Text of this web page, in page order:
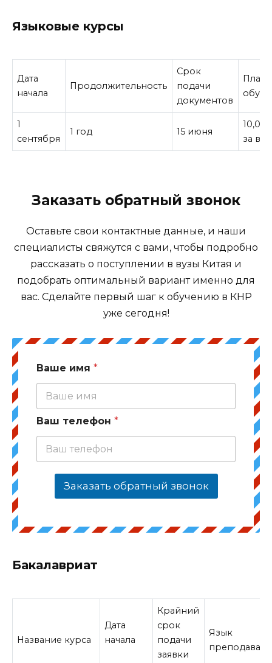
Языковые курсы
Дата
начала
Продолжительность
Срок
подачи
документов
Плата
1
сентября
1 год 15 июня
за все
Заказать обратный звонок
Оставьте свои контактные данные, и наши
специалисты свяжутся с вами, чтобы подробно
рассказать о поступлении в вузы Китая и
подобрать оптимальный вариант именно для
вас. Сделайте первый шаг к обучению в КНР
уже сегодня!
Ваше имя *
Ваш телефон *
Заказать обратный звонок
Бакалавриат
Название курса
Дата
начала
Крайний
срок
подачи
заявки
Язык